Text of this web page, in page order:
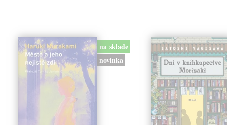
na sklade
novinka